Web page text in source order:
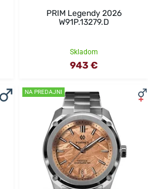
PRIM Legendy 2026
W91P.13279.D
Skladom
943 €
NA PREDAJNI